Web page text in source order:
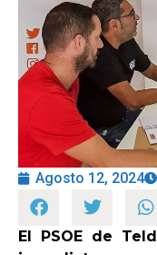
CARTAS DEL DIRECTOR
ENTREVISTAS
OPINIÓN
PROGRAMAS
Agosto 12, 2024
El PSOE de